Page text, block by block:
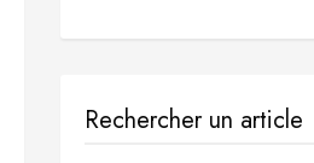
Rechercher un article